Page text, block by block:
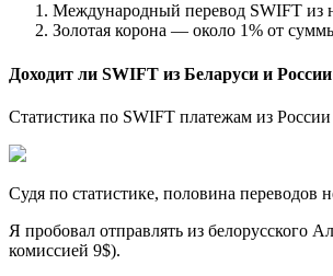
Международный перевод SWIFT из
Золотая корона — около 1% от
Доходит ли SWIFT из Беларуси и
Статистика по SWIFT платежам из
Судя по статистике, половина переводов
Я пробовал отправлять из белорусского
комиссией 9$).